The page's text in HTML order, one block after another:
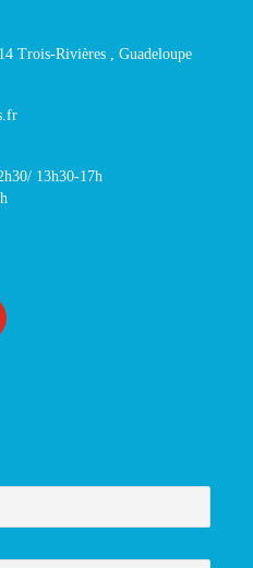
Trois-Rivières , Guadeloupe
13h30-17h